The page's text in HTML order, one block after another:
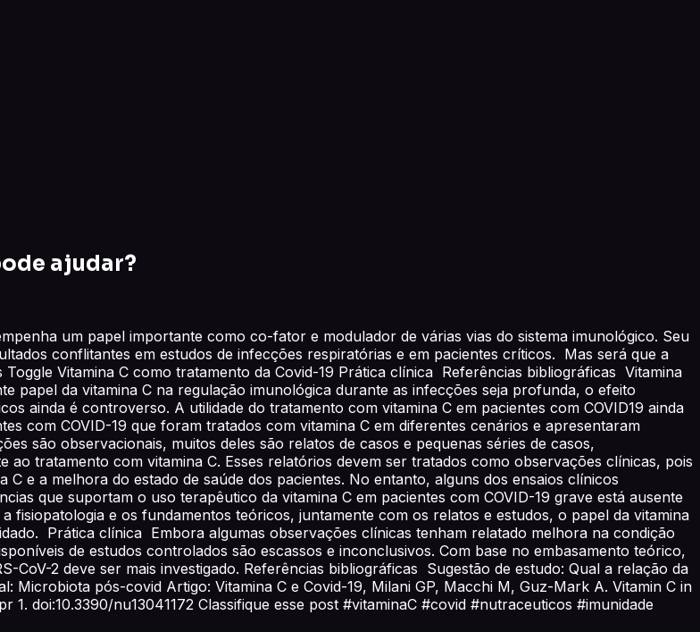
ajudar?
um papel importante como co-fator e modulador de várias vias do sistema imunológico. Seu
conflitantes em estudos de infecções respiratórias e em pacientes críticos. Mas será que a
Vitamina C como tratamento da Covid-19 Prática clínica Referências bibliográficas Vitamina
papel da vitamina C na regulação imunológica durante as infecções seja profunda, o efeito
ainda é controverso. A utilidade do tratamento com vitamina C em pacientes com COVID19 ainda
com COVID-19 que foram tratados com vitamina C em diferentes cenários e apresentaram
são observacionais, muitos deles são relatos de casos e pequenas séries de casos,
tratamento com vitamina C. Esses relatórios devem ser tratados como observações clínicas, pois
e a melhora do estado de saúde dos pacientes. No entanto, alguns dos ensaios clínicos
que suportam o uso terapêutico da vitamina C em pacientes com COVID-19 grave está ausente
fisiopatologia e os fundamentos teóricos, juntamente com os relatos e estudos, o papel da vitamina
Prática clínica Embora algumas observações clínicas tenham relatado melhora na condição
de estudos controlados são escassos e inconclusivos. Com base no embasamento teórico,
2 deve ser mais investigado. Referências bibliográficas Sugestão de estudo: Qual a relação da
Microbiota pós-covid Artigo: Vitamina C e Covid-19, Milani GP, Macchi M, Guz-Mark A. Vitamin C in
1. doi:10.3390/nu13041172 Classifique esse post #vitaminaC #covid #nutraceuticos #imunidade